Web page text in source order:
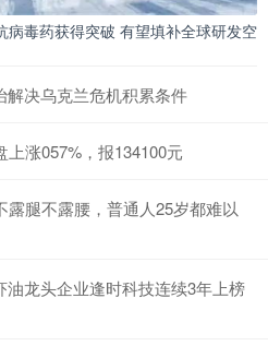
毒药获得突破 有望填补全球研发空
决乌克兰危机积累条件
涨057%，报134100元
腿不露腰，普通人25岁都难以
龙头企业逢时科技连续3年上榜